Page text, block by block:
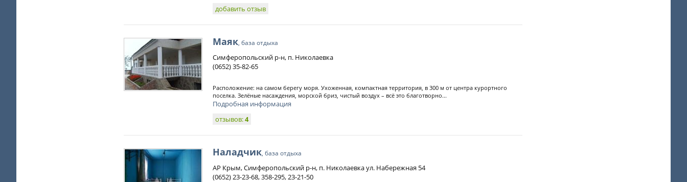
добавить отзыв
Маяк, база отдыха
Симферопольский р-н, п. Николаевка
(0652) 35-82-65
Расположение: на самом берегу моря. Ухоженная, компактная территория, в 300 м от центра курортного
поселка. Зелёные насаждения, морской бриз, чистый воздух – всё это благотворно...
Подробная информация
отзывов:4
Наладчик, база отдыха
АР Крым, Симферопольский р-н, п. Николаевка ул. Набережная 54
(0652) 23-23-68, 358-295, 23-21-50